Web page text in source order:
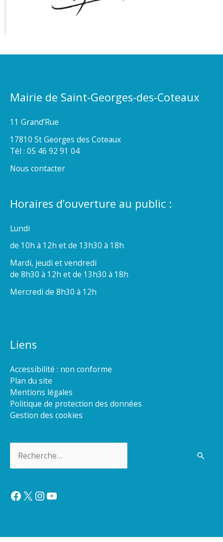
Mairie de Saint-Georges-des-Coteaux
11 Grand’Rue
17810 St Georges des Coteaux
Tél : 05 46 92 91 04
Nous contacter
Horaires d’ouverture au public :
Lundi
de 10h à 12h et de 13h30 à 18h
Mardi, jeudi et vendredi
de 8h30 à 12h et de 13h30 à 18h
Mercredi de 8h30 à 12h
Liens
Accessibilité : non conforme
Plan du site
Mentions légales
Politique de protection des données
Gestion des cookies
Facebook
X Instagram
YouTube